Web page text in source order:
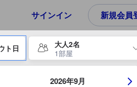
サインイン 新規会員
索します。
ト日
大人2名
1部屋
ます。方向キーを使用して、チェッ
2026年9月 八王
内容であるため、これから宿泊選びを